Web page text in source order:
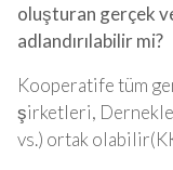
oluşturan gerçek
adlandırılabilir mi?
Kooperatife tüm
şirketleri,
vs.) ortak